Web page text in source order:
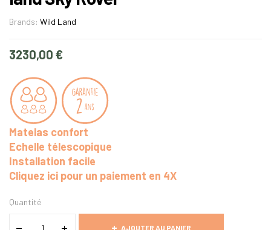
Brands: Wild Land
3230,00 €
Matelas confort
Echelle télescopique
Installation facile
Cliquez ici pour un paiement en 4X
Quantité
AJOUTER AU PANIER